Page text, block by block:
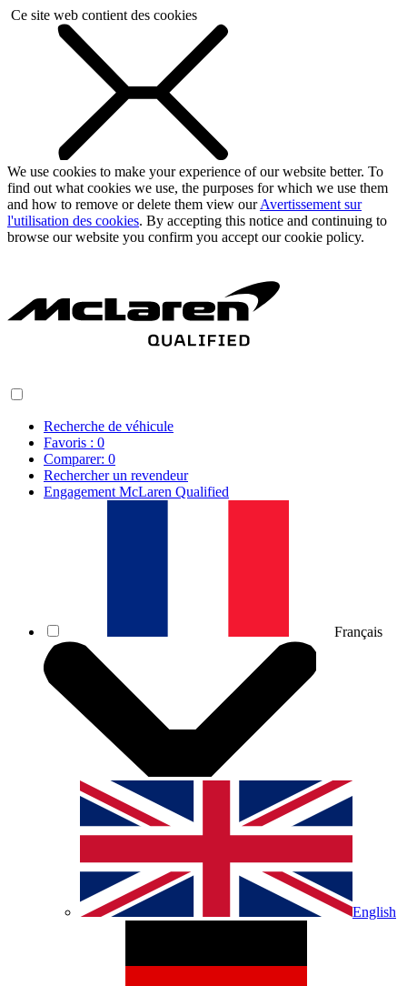
Ce site web contient des cookies
We use cookies to make your experience of our website better. To
find out what cookies we use, the purposes for which we use them
and how to remove or delete them view ourAvertissement sur
l'utilisation des cookies. By accepting this notice and continuing to
browse our website you confirm you accept our cookie policy.
Recherche de véhicule
Favoris : 0
Comparer: 0
Rechercher un revendeur
Engagement McLaren Qualified
Français
English